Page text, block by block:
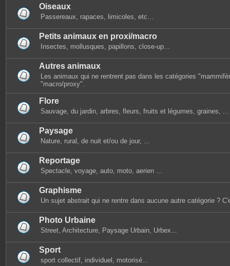
Oiseaux
Passereaux, rapaces, limicoles, etc...
Petits animaux en proxi/macro
Insectes, mollusques, papillons, close-up...
Autres animaux
Les animaux qui ne rentrent pas dans les catégories
"macro/proxy".
Flore
Sauvage, du jardin, arbres, fleurs, fruits et légumes, graines, ...
Paysage
Nature, rural, de nuit et/ou de jour, ...
Reportage
Spectacle, voyage, auto, moto, aerien ...
Graphisme
Un sujet abstrait qui ne rentre dans aucune autre catégorie ?
Photo Urbaine
Street, Architecture, Paysage Urbain, Urbex...
Sport
sport collectif, individuel, motorisé...